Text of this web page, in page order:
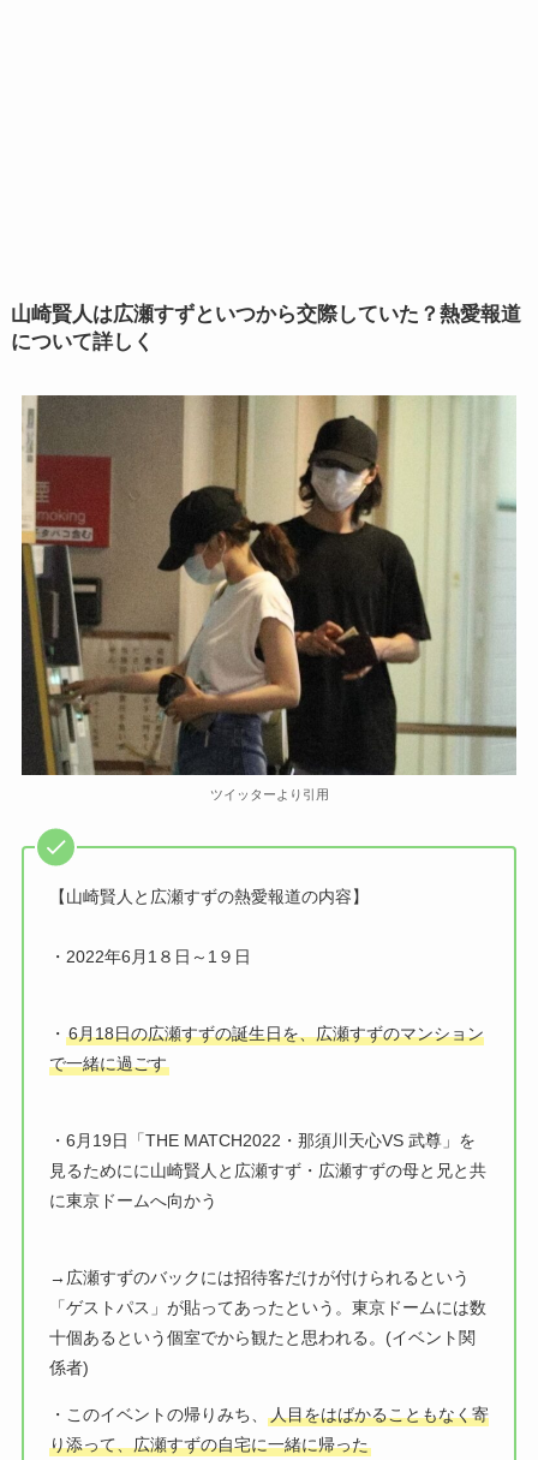
山崎賢人は広瀬すずといつから交際していた？熱愛報道
について詳しく
ツイッターより引用
【山崎賢人と広瀬すずの熱愛報道の内容】
・2022年6月1８日～1９日
・ 6月18日の広瀬すずの誕生日を、広瀬すずのマンション
で一緒に過ごす
・6月19日「THE MATCH2022・那須川天心VS 武尊」を
見るためにに山崎賢人と広瀬すず・広瀬すずの母と兄と共
に東京ドームへ向かう
→広瀬すずのバックには招待客だけが付けられるという
「ゲストパス」が貼ってあったという。東京ドームには数
十個あるという個室でから観たと思われる。(イベント関
係者)
・このイベントの帰りみち、
人目をはばかることもなく寄
り添って、広瀬すずの自宅に一緒に帰った